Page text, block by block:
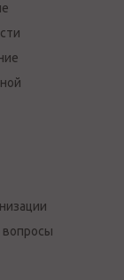
вопросы